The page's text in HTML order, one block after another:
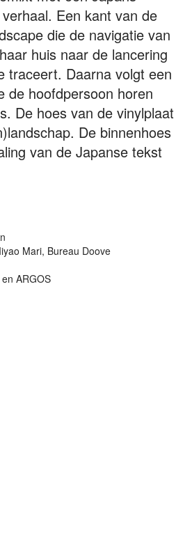
Een kant van de
die de navigatie van
huis naar de lancering
traceert. Daarna volgt een
de hoofdpersoon horen
De hoes van de vinylplaat
De binnenhoes
van de Japanse tekst
Mari, Bureau Doove
ARGOS